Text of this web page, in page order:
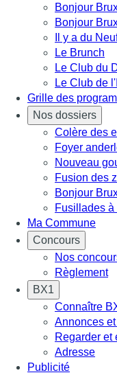
Bonjour
Bonjour
Il y a du
Le Brunch
Le Club du
Le Club de
Grille des
Nos dossiers
Colère des
Foyer
Nouveau
Fusion des
Bonjour
Fusillades
Ma Commune
Concours
Nos
Règlement
BX1
Connaître
Annonces
Regarder et
Adresse
Publicité